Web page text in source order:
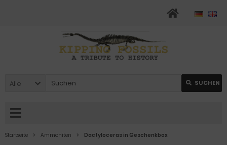
Alle SUCHEN
Startseite Ammoniten Dactyloceras in Geschenkbox